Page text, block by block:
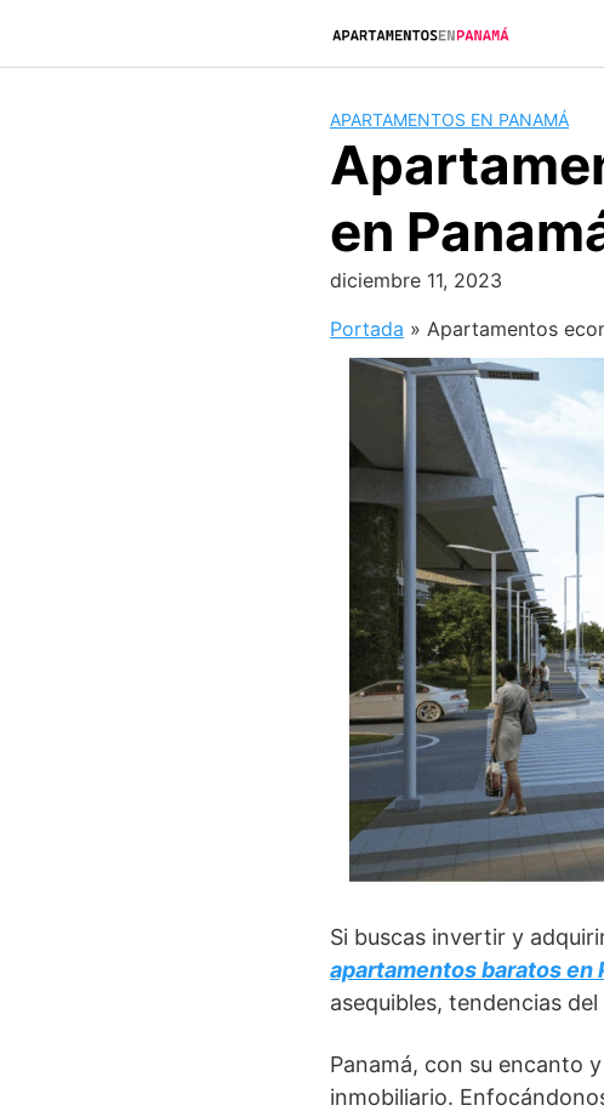
contenido
APARTAMENTOS EN PANAMÁ
en
diciembre 11, 2023
Portada » Apartamentos
Si buscas invertir y
apartamentos baratos en
asequibles, tendencias
Panamá, con su encanto
inmobiliario.